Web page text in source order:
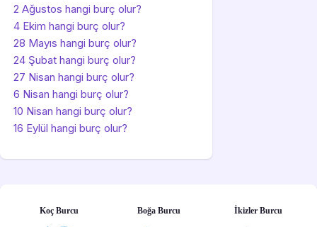
2 Ağustos hangi burç olur?
4 Ekim hangi burç olur?
28 Mayıs hangi burç olur?
24 Şubat hangi burç olur?
27 Nisan hangi burç olur?
6 Nisan hangi burç olur?
10 Nisan hangi burç olur?
16 Eylül hangi burç olur?
Koç Burcu Boğa Burcu İkizler Burcu